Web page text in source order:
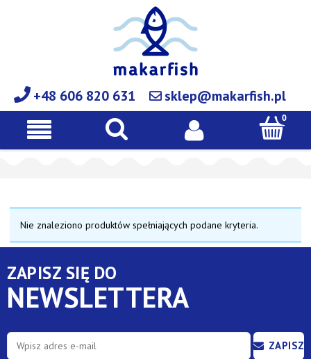
+48 606 820 631 sklep@makarfish.pl
Nie znaleziono produktów spełniających podane kryteria.
ZAPISZ SIĘ DO
NEWSLETTERA
ZAPISZ